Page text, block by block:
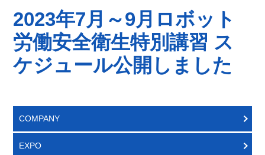
2023年7月～9月ロボット
労働安全衛生特別講習 ス
ケジュール公開しました
COMPANY
EXPO